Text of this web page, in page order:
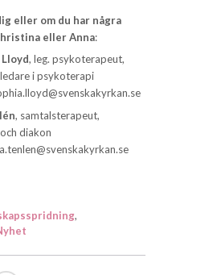
eller om du har några
eller Anna:
, leg. psykoterapeut,
i psykoterapi
, samtalsterapeut,
diakon
,